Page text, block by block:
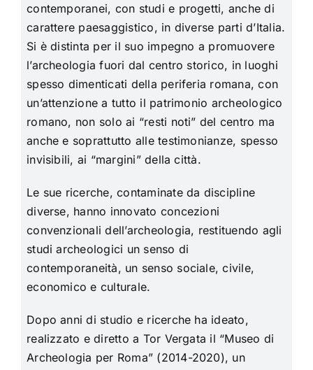
contemporanei, con studi e progetti, anche di
carattere paesaggistico, in diverse parti d’Italia.
Si è distinta per il suo impegno a promuovere
l’archeologia fuori dal centro storico, in luoghi
spesso dimenticati della periferia romana, con
un’attenzione a tutto il patrimonio archeologico
romano, non solo ai “resti noti” del centro ma
anche e soprattutto alle testimonianze, spesso
invisibili, ai “margini” della città.
Le sue ricerche, contaminate da discipline
diverse, hanno innovato concezioni
convenzionali dell’archeologia, restituendo agli
studi archeologici un senso di
contemporaneità, un senso sociale, civile,
economico e culturale.
Dopo anni di studio e ricerche ha ideato,
realizzato e diretto a Tor Vergata il “Museo di
Archeologia per Roma” (2014-2020), un